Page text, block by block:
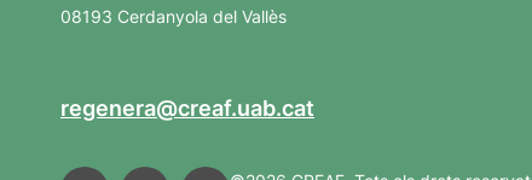
08193 Cerdanyola del Vallès
regenera@creaf.uab.cat